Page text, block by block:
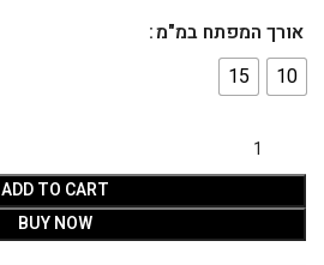
אורך המפתח במ"מ
10
15
ADD TO CART
BUY NOW